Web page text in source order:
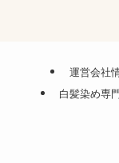
運営会社
白髪染め専